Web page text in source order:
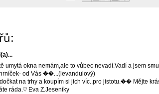
umytá okna nemám,ale to vůbec nevadí.Vadí a jsem
od Vás ��...(levandulový)
na trhy a koupím si jich víc..pro jistotu.�� Mějte
ráda.♡ Eva Z.Jeseníky